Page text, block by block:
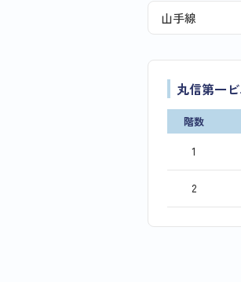
山手線
丸信第一
階数
1
2